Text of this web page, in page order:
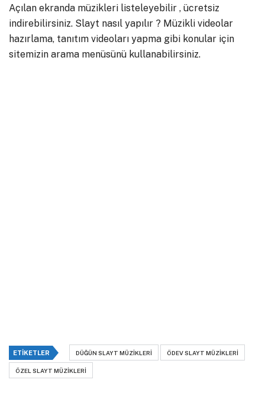
Açılan ekranda müzikleri listeleyebilir , ücretsiz
indirebilirsiniz. Slayt nasıl yapılır ? Müzikli videolar
hazırlama, tanıtım videoları yapma gibi konular için
sitemizin arama menüsünü kullanabilirsiniz.
ETIKETLER DÜĞÜN SLAYT MÜZIKLERI ÖDEV SLAYT MÜZIKLERI
ÖZEL SLAYT MÜZIKLERI